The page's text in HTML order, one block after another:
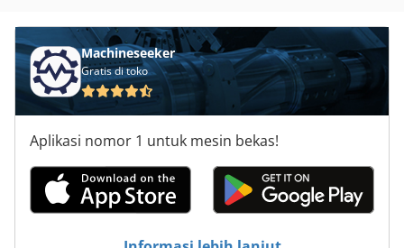
Machineseeker
Gratis di toko
Aplikasi nomor 1 untuk mesin bekas!